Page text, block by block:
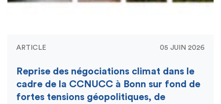
ARTICLE 05 JUIN 2026
Reprise des négociations climat dans le
cadre de la CCNUCC à Bonn sur fond de
fortes tensions géopolitiques, de